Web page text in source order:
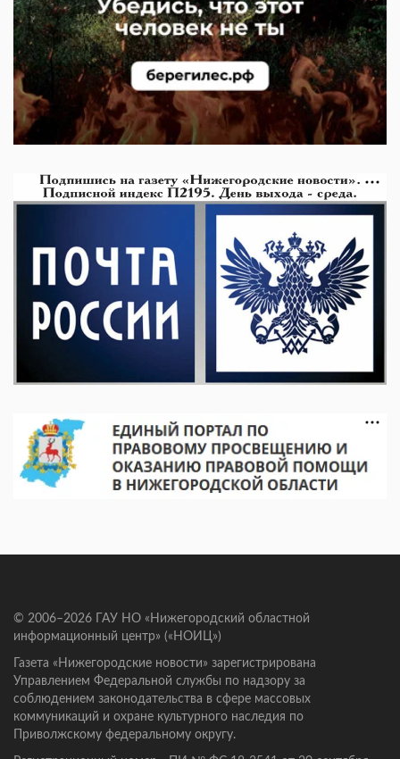
© 2006–2026 ГАУ НО «Нижегородский областной
информационный центр» («НОИЦ»)
Газета «Нижегородские новости» зарегистрирована
Управлением Федеральной службы по надзору за
соблюдением законодательства в сфере массовых
коммуникаций и охране культурного наследия по
Приволжскому федеральному округу.